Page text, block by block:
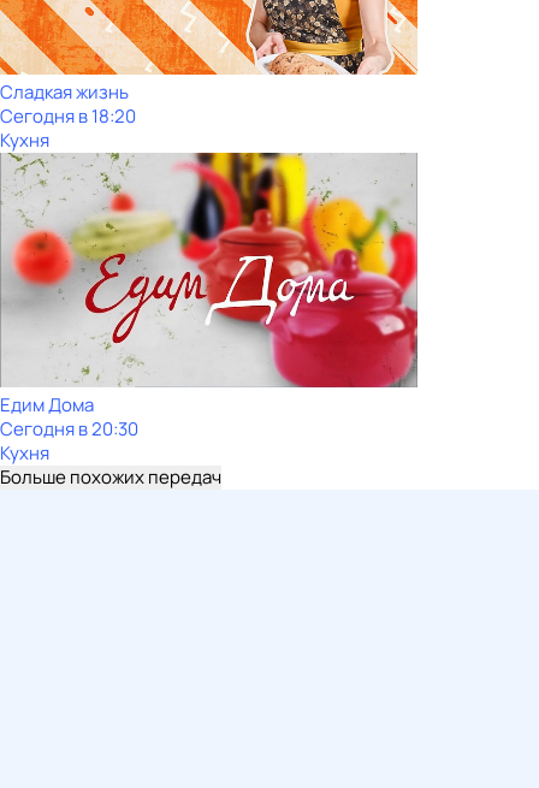
Сладкая жизнь
Сегодня в 18:20
Кухня
Едим Дома
Сегодня в 20:30
Кухня
Больше похожих передач